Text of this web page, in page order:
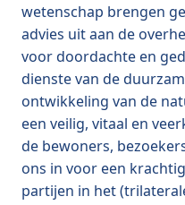
wetenschap brengen
advies uit aan de
voor doordachte en
dienste van de
ontwikkeling van de
een veilig, vitaal en
de bewoners,
ons in voor een
partijen in het